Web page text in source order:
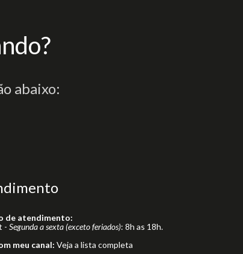
abaixo:
de atendimento:
- Segunda a sexta (exceto feriados): 8h as 18h.
meu canal: Veja a lista completa